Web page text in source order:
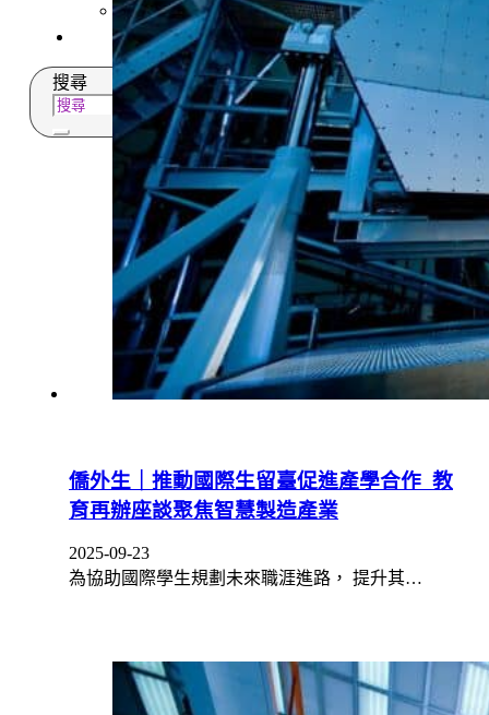
歷年評鑑成績
失聯協尋
搜尋
僑外生｜推動國際生留臺促進產學合作 教
育再辦座談聚焦智慧製造產業
2025-09-23
為協助國際學生規劃未來職涯進路， 提升其…